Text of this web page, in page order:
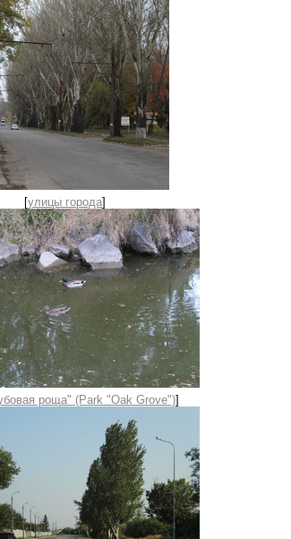
[улицы города]
роща" (Park "Oak Grove")]